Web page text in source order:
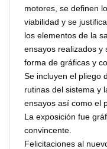
motores, se definen
viabilidad y se
los elementos de la
ensayos realizados y
forma de gráficas y
Se incluyen el pliego
rutinas del sistema y
ensayos así como el
La exposición fue
convincente.
Felicitaciones al